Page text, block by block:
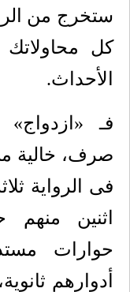
ستخرج من
كل
الأحداث.
فـ «ازدواج»
صرف، خالية
فى الرواية
اثنين منهم
حوارات
أدوارهم